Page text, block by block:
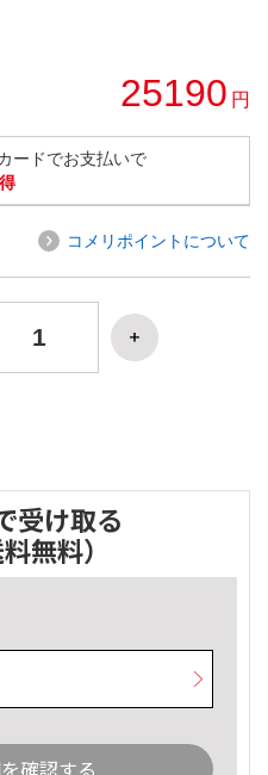
25190 円
ードでお支払いで
コメリポイントについて
受け取る
料無料）